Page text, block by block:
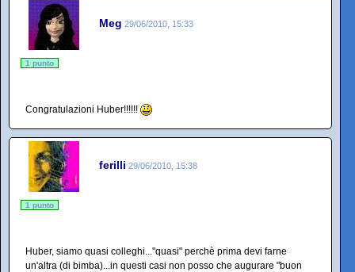
Meg 29/06/2010, 15:33
1 punto
Congratulazioni Huber!!!!!!
ferilli 29/06/2010, 15:38
1 punto
Huber, siamo quasi colleghi..."quasi" perchè prima devi farne
un'altra (di bimba)...in questi casi non posso che augurare "buon